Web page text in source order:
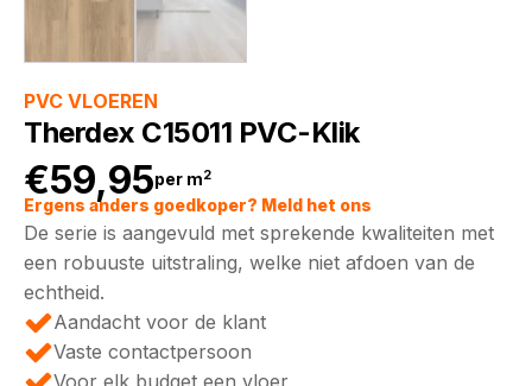
PVC VLOEREN
Therdex C15011 PVC-Klik
€59,95per m2
Ergens anders goedkoper? Meld het ons
De serie is aangevuld met sprekende kwaliteiten met
een robuuste uitstraling, welke niet afdoen van de
echtheid.
Aandacht voor de klant
Vaste contactpersoon
Voor elk budget een vloer